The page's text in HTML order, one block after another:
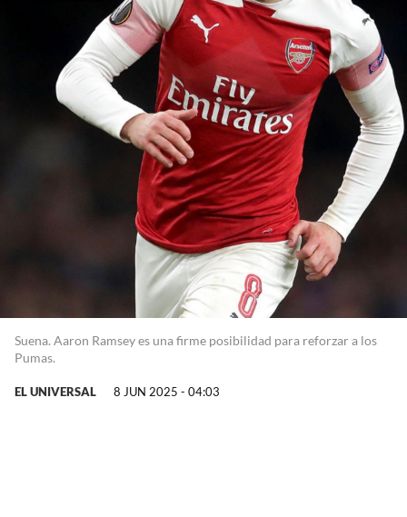
Suena. Aaron Ramsey es una firme posibilidad para reforzar a los
Pumas.
EL UNIVERSAL 8 JUN 2025 - 04:03